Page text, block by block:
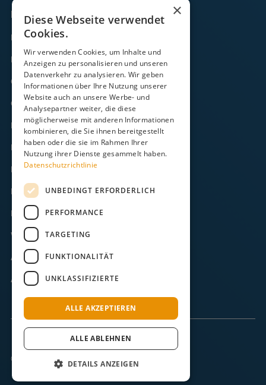
Links
Fähre
Frachtverkehr
Gezeitenkalender
Onlineshop
Kontakt
FAQ
Downloads
Impressum
Datenschutz
Widerruf
AGB
ABB
© 2025 Langeoog.
×
Diese Webseite verwendet
Cookies.
Wir verwenden Cookies, um Inhalte und
Anzeigen zu personalisieren und unseren
Datenverkehr zu analysieren. Wir geben
Informationen über Ihre Nutzung unserer
Website auch an unsere Werbe- und
Analysepartner weiter, die diese
möglicherweise mit anderen Informationen
kombinieren, die Sie ihnen bereitgestellt
haben oder die sie im Rahmen Ihrer
Nutzung ihrer Dienste gesammelt haben.
Datenschutzrichtlinie
UNBEDINGT ERFORDERLICH
PERFORMANCE
TARGETING
FUNKTIONALITÄT
UNKLASSIFIZIERTE
ALLE AKZEPTIEREN
ALLE ABLEHNEN
DETAILS ANZEIGEN